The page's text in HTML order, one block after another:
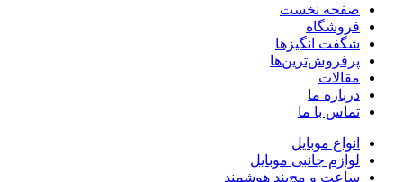
صفحه نخست
فروشگاه
شگفت انگیزها
پرفروش‌ترین‌ها
مقالات
درباره ما
تماس با ما
انواع موبایل
لوازم جانبی موبایل
ساعت و مچ‌بند هوشمند